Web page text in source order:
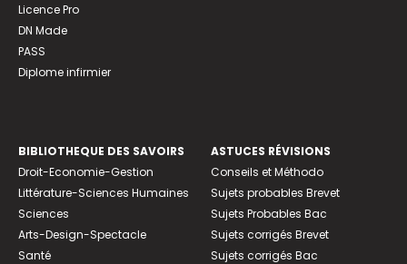
Licence Pro
DN Made
PASS
Diplome infirmier
BIBLIOTHEQUE DES SAVOIRS
Droit-Economie-Gestion
Littérature-Sciences Humaines
Sciences
Arts-Design-Spectacle
Santé
ASTUCES RÉVISIONS
Conseils et Méthodo
Sujets probables Brevet
Sujets Probables Bac
Sujets corrigés Brevet
Sujets corrigés Bac